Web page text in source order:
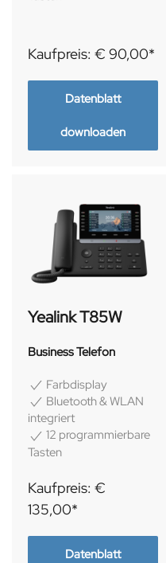
Kaufpreis: € 90,00*
Datenblatt
downloaden
Yealink T85W
Business Telefon
Farbdisplay
Bluetooth & WLAN
integriert
12 programmierbare
Tasten
Kaufpreis: €
135,00*
Datenblatt